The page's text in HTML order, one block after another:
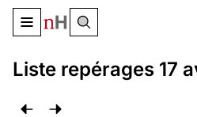
Basculer le menu de
Liste repérages 17